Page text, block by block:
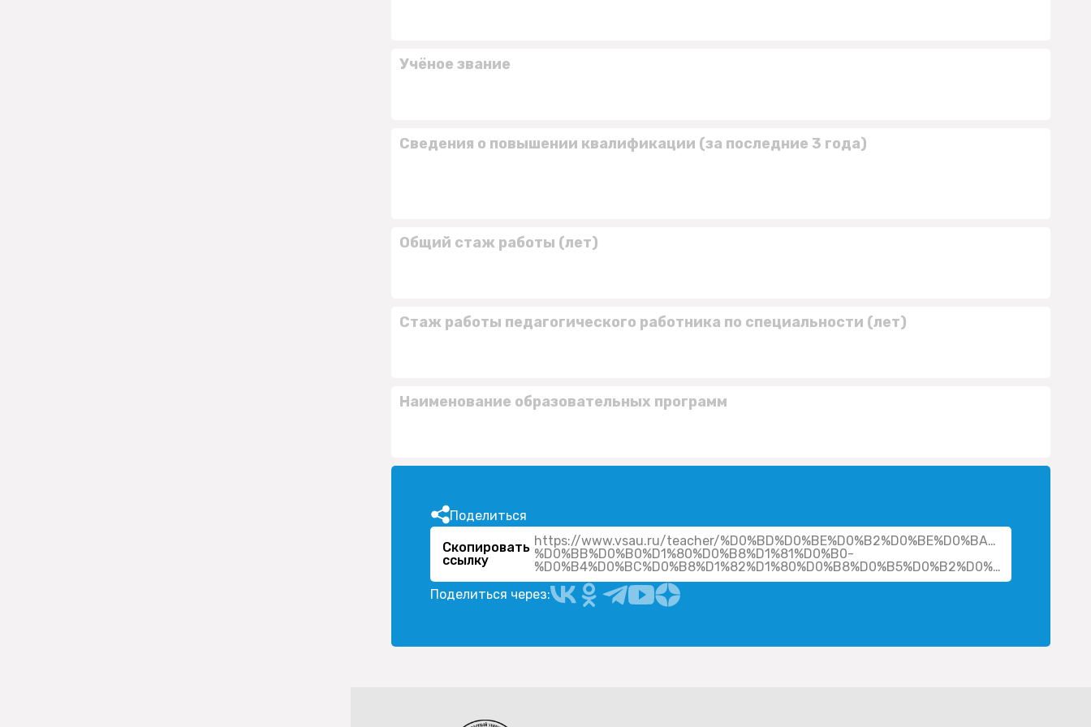
Учёное звание
Сведения о повышении квалификации (за последние 3 года)
Общий стаж работы (лет)
Стаж работы педагогического работника по специальности (лет)
Наименование образовательных программ
Поделиться
Скопировать
ссылку
https://www.vsau.ru/teacher/
%D0%BB%D0%B0%D1%80%D0%B8%D1%81%D0%B0-
%D0%B4%D0%BC%D0%B8%D1%82%D1%80%D0%B8%D0%B5%D0%B2%D0%BD%D0%B0/
Поделиться через: